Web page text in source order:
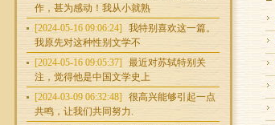
作，甚为感动！我从小就熟
[2024-05-16 09:06:24]
我特别喜欢这一篇。
我原先对这种性别文学不
[2024-05-16 09:05:37]
最近对苏轼特别关
注，觉得他是中国文学史上
[2024-03-09 06:32:48]
很高兴能够引起一点
共鸣，让我们共同努力.